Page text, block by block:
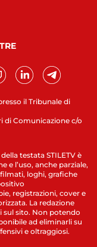
il Tribunale di
di Comunicazione c/o
testata STILETV è
e l’uso, anche parziale,
loghi, grafiche
registrazioni, cover e
La redazione
sul sito. Non potendo
ad eliminarli su
e oltraggiosi.